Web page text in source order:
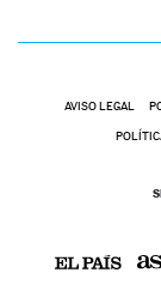
AVISO LEGAL